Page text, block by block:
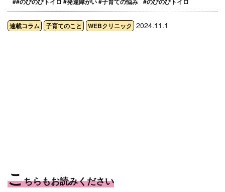
連載コラム 子育てのこと WEBクリニック 2024.11.1
こちらもお読みください